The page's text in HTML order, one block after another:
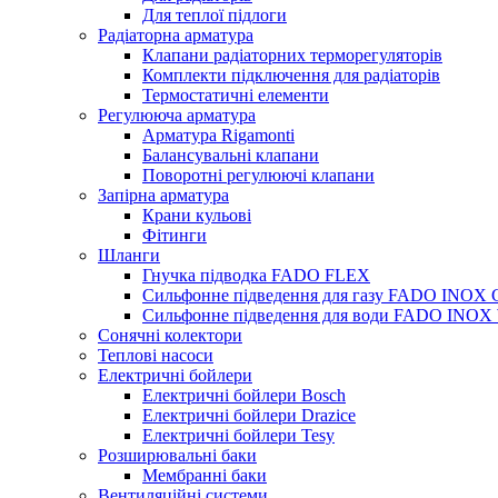
Для теплої підлоги
Радіаторна арматура
Клапани радіаторних терморегуляторів
Комплекти підключення для радіаторів
Термостатичні елементи
Регулююча арматура
Арматура Rigamonti
Балансувальні клапани
Поворотні регулюючі клапани
Запірна арматура
Крани кульові
Фітинги
Шланги
Гнучка підводка FADO FLEX
Сильфонне підведення для газу FADO INOX
Сильфонне підведення для води FADO INOX
Сонячні колектори
Теплові насоси
Електричні бойлери
Електричні бойлери Bosch
Електричні бойлери Drazice
Електричні бойлери Tesy
Розширювальні баки
Мембранні баки